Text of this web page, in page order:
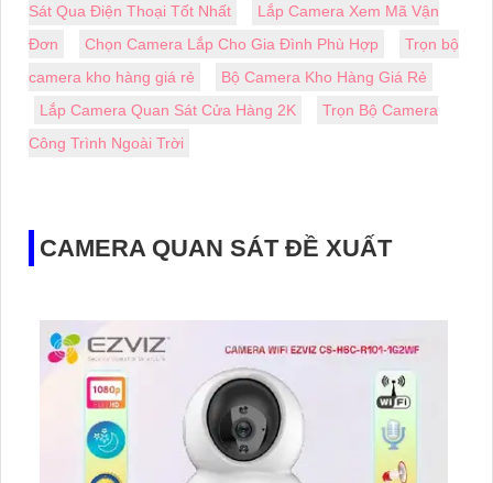
Sát Qua Điện Thoại Tốt Nhất
Lắp Camera Xem Mã Vận
Đơn
Chọn Camera Lắp Cho Gia Đình Phù Hợp
Trọn bộ
camera kho hàng giá rẻ
Bộ Camera Kho Hàng Giá Rẻ
Lắp Camera Quan Sát Cửa Hàng 2K
Trọn Bộ Camera
Công Trình Ngoài Trời
CAMERA QUAN SÁT ĐỀ XUẤT